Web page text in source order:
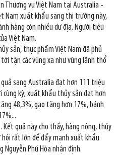
Thương vụ Việt Nam tại Australia -
Nam xuất khẩu sang thị trường này,
hàng còn nhiều dư địa. Người tiêu
Việt Nam.
sản, thực phẩm Việt Nam đã phủ
tận các vùng xa như vùng lãnh thổ
sang Australia đạt hơn 111 triệu
cùng kỳ; xuất khẩu thủy sản đạt hơn
48,3%, gạo tăng hơn 17%, bánh
quả này cho thấy, hàng nông, thủy
hội rất lớn để đẩy mạnh xuất khẩu
Phú Hòa nhận định.